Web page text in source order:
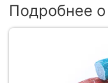
Подробнее о